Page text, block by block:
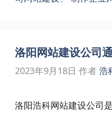
洛阳网站建设公司
2023年9月18日 作者 浩
洛阳浩科网站建设公司